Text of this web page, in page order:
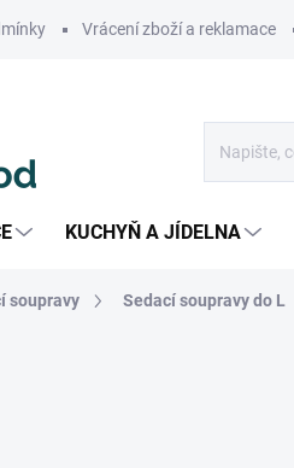
Vrácení zboží a reklamace
KUCHYŇ A JÍDELNA
soupravy Sedací soupravy do L